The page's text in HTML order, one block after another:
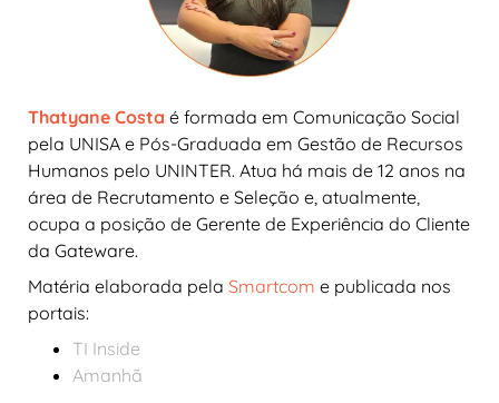
Thatyane Costa é formada em Comunicação Social
pela UNISA e Pós-Graduada em Gestão de Recursos
Humanos pelo UNINTER. Atua há mais de 12 anos na
área de Recrutamento e Seleção e, atualmente,
ocupa a posição de Gerente de Experiência do Cliente
da Gateware.
Matéria elaborada pela Smartcom e publicada nos
portais:
TI Inside
Amanhã